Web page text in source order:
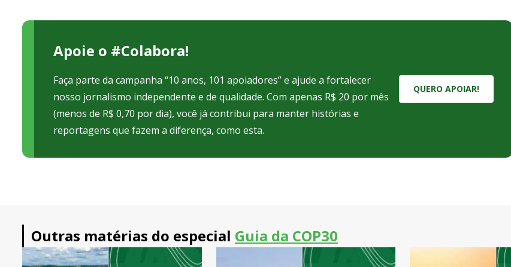
Apoie o #Colabora!
Faça parte da campanha “10 anos, 101 apoiadores” e ajude a fortalecer
nosso jornalismo independente e de qualidade. Com apenas R$ 20 por mês
(menos de R$ 0,70 por dia), você já contribui para manter histórias e
reportagens que fazem a diferença, como esta.
QUERO APOIAR!
Outras matérias do especial Guia da COP30